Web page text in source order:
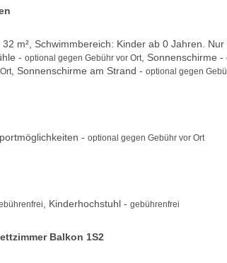
m², Schwimmbereich: Kinder ab 0 Jahren.
- optional gegen Gebühr vor Ort , Sonnenschirme -
, Sonnenschirme am Strand - optional gegen
- optional gegen Gebühr vor Ort
, Kinderhochstuhl - gebührenfrei
Balkon 1S2